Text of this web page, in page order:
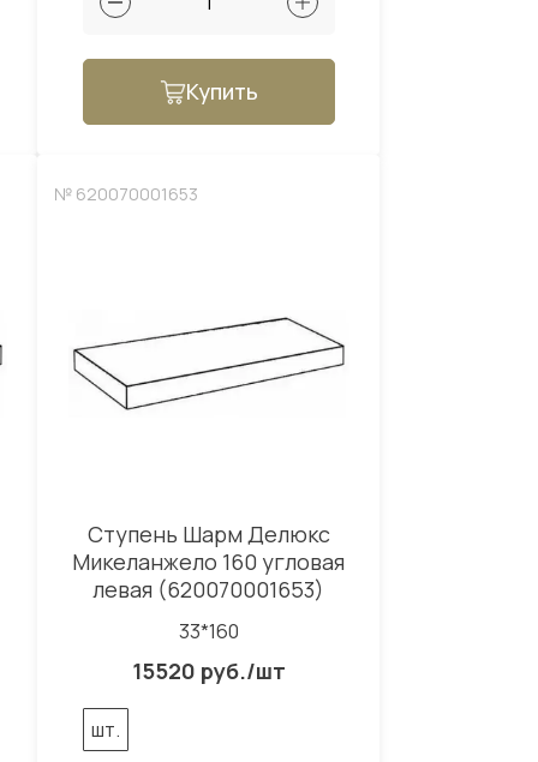
Купить
№ 620070001653
Ступень Шарм Делюкс
Микеланжело 160 угловая
левая (620070001653)
33*160
15520 руб./шт
шт.